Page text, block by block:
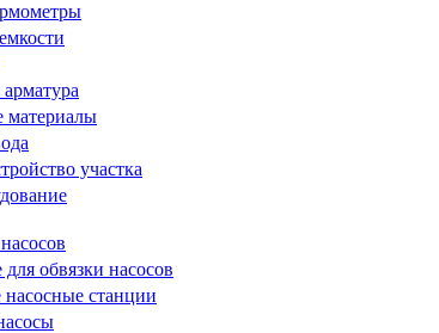
материалы
участка
обвязки насосов
станции